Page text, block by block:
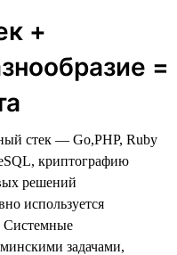
+
=
стек — Go,PHP, Ruby
криптографию
решений
используется
Системные
задачами,